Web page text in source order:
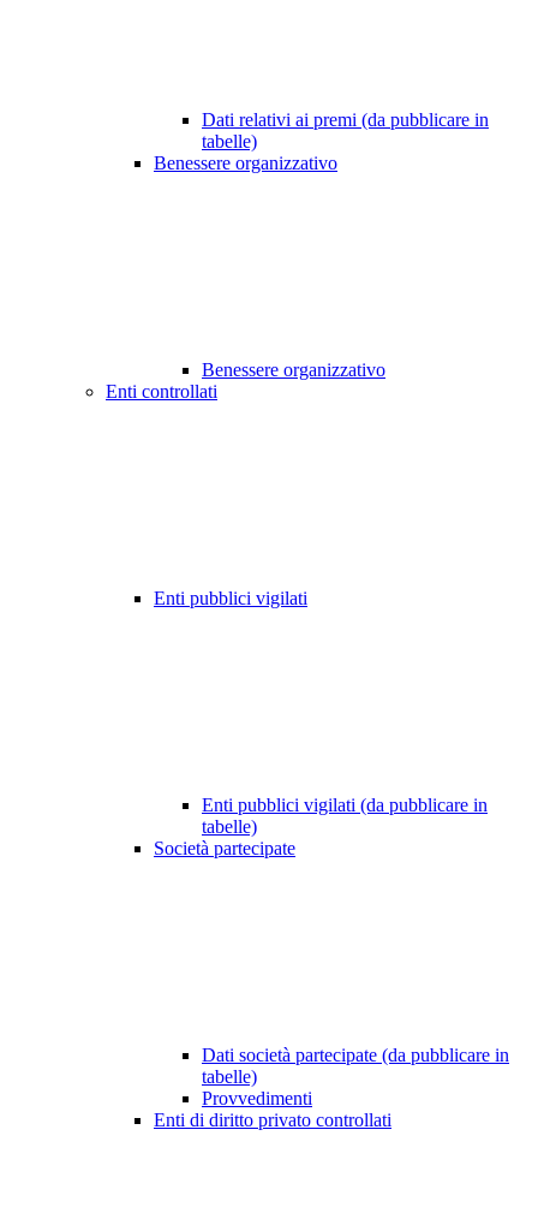
Dati relativi ai premi (da pubblicare in
tabelle)
Benessere organizzativo
Benessere organizzativo
Enti controllati
Enti pubblici vigilati
Enti pubblici vigilati (da pubblicare in
tabelle)
Società partecipate
Dati società partecipate (da pubblicare in
tabelle)
Provvedimenti
Enti di diritto privato controllati